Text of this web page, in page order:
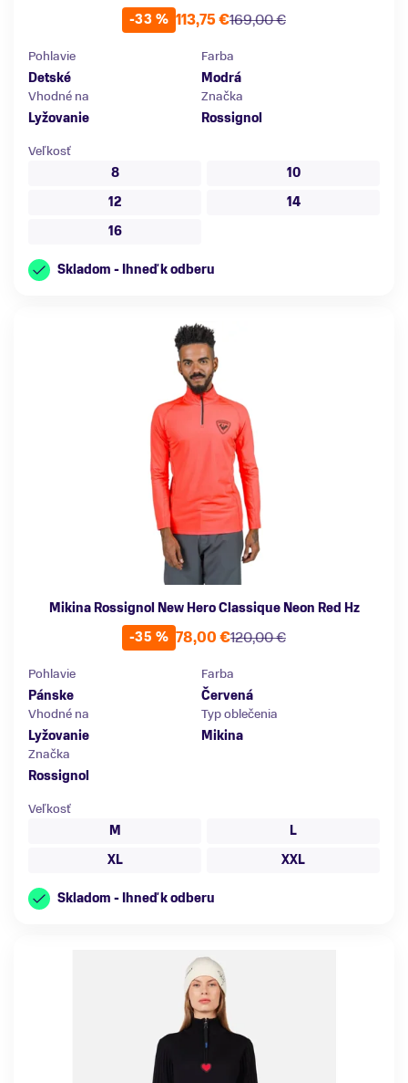
-33 %
169,00 €
113,75 €
Pohlavie
Detské
Farba
Modrá
Vhodné na
Lyžovanie
Značka
Rossignol
Veľkosť
8
10
12
14
16
Skladom - Ihneď k odberu
Mikina Rossignol New Hero Classique Neon Red Hz
-35 %
120,00 €
78,00 €
Pohlavie
Pánske
Farba
Červená
Vhodné na
Lyžovanie
Typ oblečenia
Mikina
Značka
Rossignol
Veľkosť
M
L
XL
XXL
Skladom - Ihneď k odberu